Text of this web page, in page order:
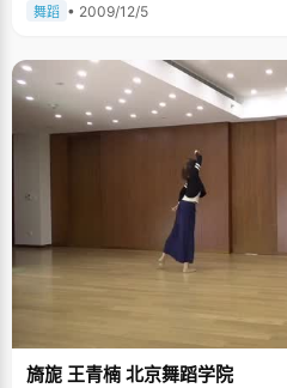
舞蹈 • 2009/12/5
旖旎 王青楠 北京舞蹈学院